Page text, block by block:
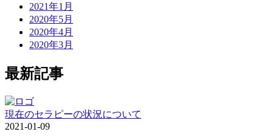
2021年1月
2020年5月
2020年4月
2020年3月
最新記事
現在のセラピーの状況について
2021-01-09